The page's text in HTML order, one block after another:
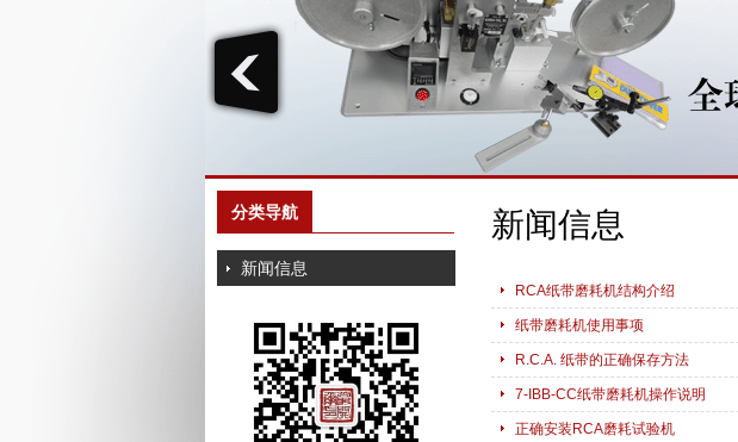
新闻信息
RCA纸带磨耗机结构介绍
纸带磨耗机使用事项
R.C.A. 纸带的正确保存方法
7-IBB-CC纸带磨耗机操作说明
正确安装RCA磨耗试验机
分类导航
新闻信息